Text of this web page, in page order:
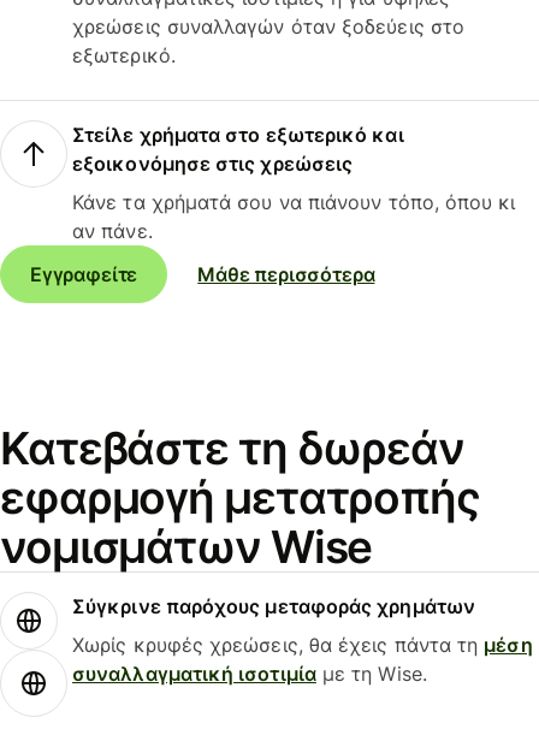
χρεώσεις συναλλαγών όταν ξοδεύεις στο
εξωτερικό.
Στείλε χρήματα στο εξωτερικό και
εξοικονόμησε στις χρεώσεις
Κάνε τα χρήματά σου να πιάνουν τόπο, όπου κι
αν πάνε.
Εγγραφείτε
Μάθε περισσότερα
Κατεβάστε τη δωρεάν
εφαρμογή μετατροπής
νομισμάτων Wise
Σύγκρινε παρόχους μεταφοράς χρημάτων
Χωρίς κρυφές χρεώσεις, θα έχεις πάντα τη μέση
συναλλαγματική ισοτιμίαμε τη Wise.